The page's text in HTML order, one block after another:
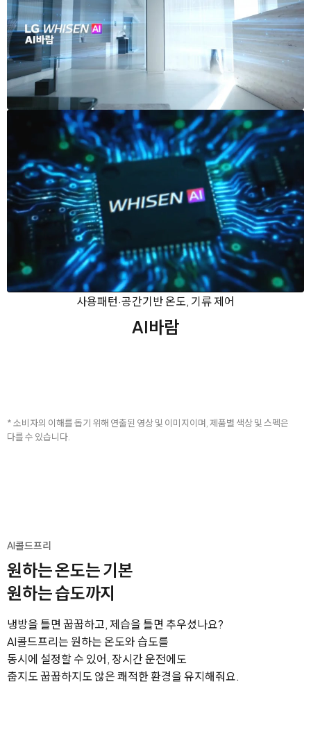
사용패턴·공간기반 온도, 기류 제어
AI바람
* 소비자의 이해를 돕기 위해 연출된 영상 및 이미지이며, 제품별 색상 및 스펙은
다를 수 있습니다.
AI콜드프리
원하는 온도는 기본
원하는 습도까지
냉방을 틀면 꿉꿉하고, 제습을 틀면 추우셨나요?
AI콜드프리는 원하는 온도와 습도를
동시에 설정할 수 있어, 장시간 운전에도
춥지도 꿉꿉하지도 않은 쾌적한 환경을 유지해줘요.